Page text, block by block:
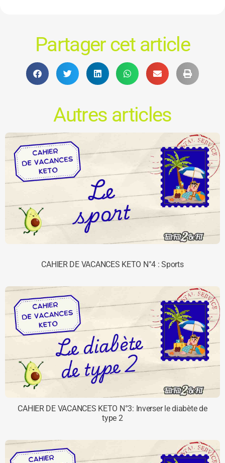
Partager cet article
Autres articles
CAHIER DE VACANCES KETO N°4 : Sports
CAHIER DE VACANCES KETO N°3: Inverser le diabète de
type 2